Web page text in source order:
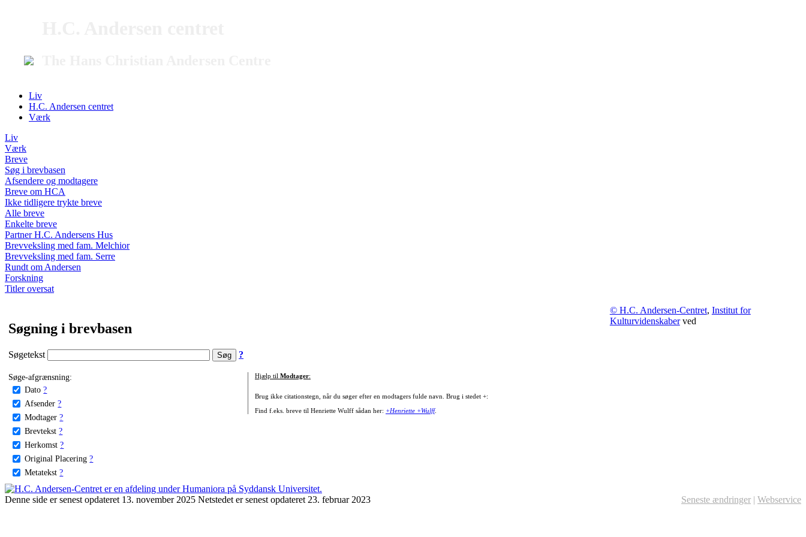
Liv
H.C. Andersen centret
Værk
Liv
Værk
Breve
Søg i brevbasen
Afsendere og modtagere
Breve om HCA
Ikke tidligere trykte breve
Alle breve
Enkelte breve
Partner H.C. Andersens Hus
Brevveksling med fam. Melchior
Brevveksling med fam. Serre
Rundt om Andersen
Forskning
Titler oversat
Søgning i brevbasen
Søgetekst ?
Søge-afgrænsning:
Dato ?
Afsender ?
Modtager ?
Brevtekst ?
Herkomst ?
Original Placering ?
Metatekst ?
Hjælp til Modtager:
Brug ikke citationstegn, når du søger efter en modtagers fulde navn. Brug i stedet +:
Find f.eks. breve til Henriette Wulff sådan her: +Henriette +Wulff.
© H.C. Andersen-Centret, Institut for
Kulturvidenskaberved
Denne side er senest opdateret 13. november 2025 Netstedet er senest opdateret 23. februar 2023 Seneste ændringer | Webservice